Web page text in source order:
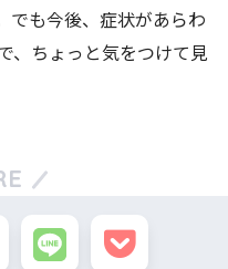
でも今後、症状があらわ
、ちょっと気をつけて見